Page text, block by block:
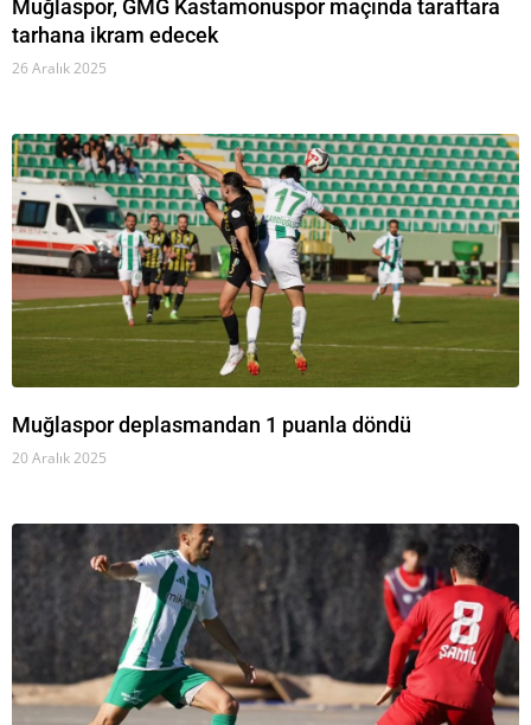
Muğlaspor, GMG Kastamonuspor maçında taraftara
tarhana ikram edecek
26 Aralık 2025
Muğlaspor deplasmandan 1 puanla döndü
20 Aralık 2025